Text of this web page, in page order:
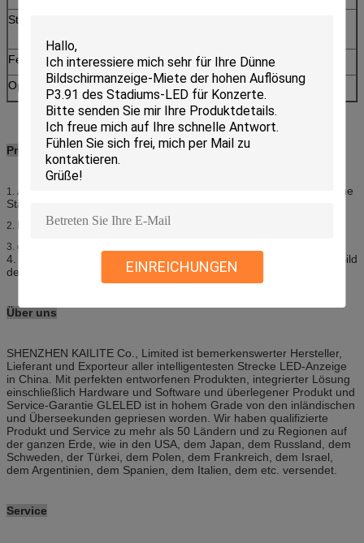
EINREICHUNGEN
Stromversorgungs-Modus
Feuchtigkeit
10%~90%
Operations-Umwelt-Temperatur
-20℃~+45℃
Produkt-Eigenschaft
1. Auswahl von Chips der hohen Qualität LED, geringe Stärke, hohe
Stabilität
2. Reiniger- und vividerbild, nahtlos
3. großer Betrachtungswinkel, weiches Bild, hohe Auflösung
4. große Ansicht, einheitliche Farbe, vorzüglichen, lebensechten Bild
des freien Raumes, und Textanzeige.
Über uns
SHENZHEN KAILITE Co., Limited ist bemerkenswerter Hersteller,
Lieferant und Exporteur aller intelligentesten Strecke LED-Anzeige
in China. Mit perfekten entworfenen Produkten, integrierter Lösung
einschließlich Hardware und Software und überlegener Produkt und
Service-Garantie GLELED ist in hohem Grade von den inländischen
und Überseekunden gepriesen worden. Wir haben qualifizierte
Produkt und Service zu mehr als 50 Ländern und zu Regionen auf
der ganzen Erde, wie in den USA, dem Japan, dem Russland, dem
Schweden, der Türkei, dem Polen, dem Frankreich, dem Israel,
dem Argentinien, dem Spanien, dem Italien, dem etc. versendet.
Service